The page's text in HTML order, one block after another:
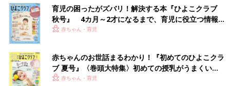
育児の困ったがズバリ！解決する本『ひよこクラブ
秋号』 4カ月～2才になるまで、育児に役立つ情報が
いっぱい！
赤ちゃん・育児
赤ちゃんのお世話まるわかり！『初めてのひよこクラ
ブ 夏号』〈巻頭大特集〉初めての授乳がうまくい
く！ おっぱい・ミルクの基本と夏のトラブル 解決テ
赤ちゃん・育児